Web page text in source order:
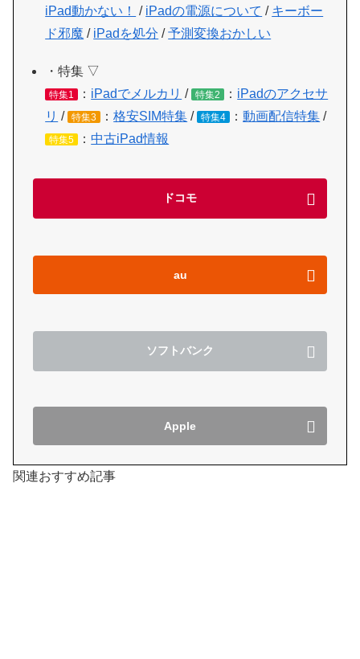
iPad動かない！ / iPadの電源について / キーボー
ド邪魔 / iPadを処分 /予測変換おかしい
・特集 ▽
特集1 ： iPadでメルカリ / 特集2 ： iPadのアクセサ
リ / 特集3 ：格安SIM特集 / 特集4 ：動画配信特集 /
特集5 ：中古iPad情報
ドコモ
au
ソフトバンク
Apple
関連おすすめ記事